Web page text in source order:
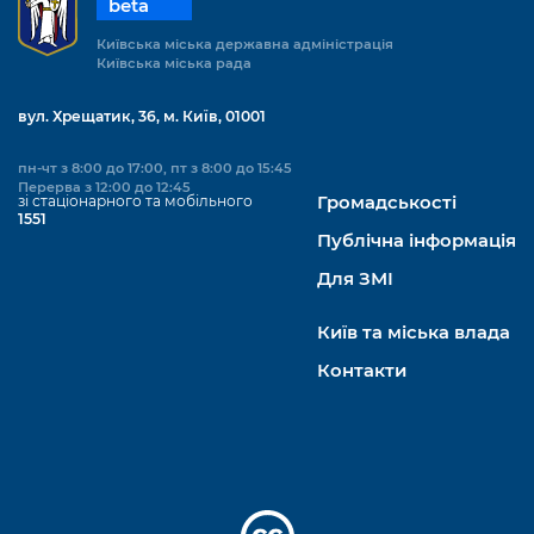
beta
Київська міська державна адміністрація
Київська міська рада
вул. Хрещатик, 36, м. Київ, 01001
пн-чт з 8:00 до 17:00, пт з 8:00 до 15:45
Перерва з 12:00 до 12:45
зі стаціонарного та мобільного
1551
Громадськості
Публічна інформація
Для ЗМІ
Київ та міська влада
Контакти